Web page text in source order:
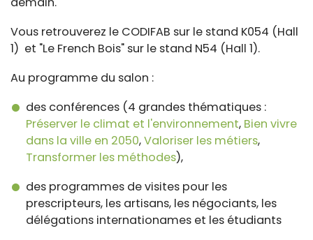
Vous retrouverez le CODIFAB sur le stand K054 (Hall
1) et "Le French Bois" sur le stand N54 (Hall 1).
Au programme du salon :
des conférences (4 grandes thématiques :
Préserver le climat et l'environnement, Bien vivre
dans la ville en 2050,Valoriser les métiers,
Transformer les méthodes),
des programmes de visites pour les
prescripteurs, les artisans, les négociants, les
délégations internationames et les étudiants